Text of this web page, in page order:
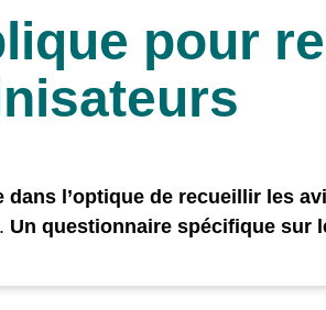
pour
dans l’optique de recueillir les
Un questionnaire spécifique sur